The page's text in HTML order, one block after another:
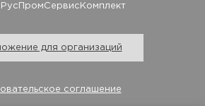
для организаций
соглашение